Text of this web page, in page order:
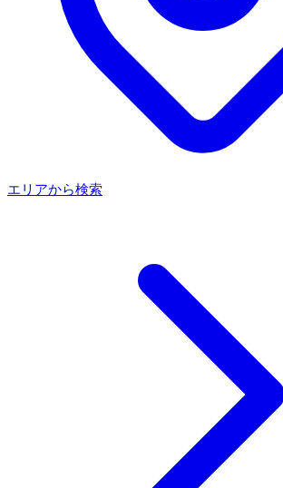
エリアから検索